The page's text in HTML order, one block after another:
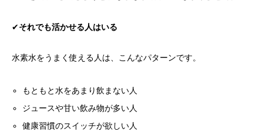
✔︎それでも活かせる人はいる
水素水をうまく使える人は、こんなパターンです。
もともと水をあまり飲まない人
ジュースや甘い飲み物が多い人
健康習慣のスイッチが欲しい人